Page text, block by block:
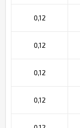
0,12
0,12
0,12
0,12